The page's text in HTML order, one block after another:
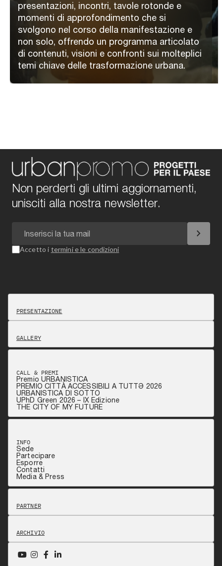
presentazioni, incontri, tavole rotonde e
momenti di approfondimento che si
svolgono nel corso della manifestazione e
non solo, offrendo un programma articolato
di contenuti, visioni e confronti sui molteplici
temi chiave delle trasformazione urbana.
Non perderti gli ultimi aggiornamenti,
unisciti alla nostra newsletter.
chevron_right
Accetto i termini e le condizioni
PRESENTAZIONE
GALLERY
CALL & PREMI
Premio URBANISTICA
PREMIO CITTÀ ACCESSIBILI A TUTTƏ 2026
URBANISTICA DI SOTTO
UPhD Green 2026 – IX Edizione
THE CITY OF MY FUTURE
INFO
Sede
Partecipare
Esporre
Contatti
Media & Press
PARTNER
ARCHIVIO